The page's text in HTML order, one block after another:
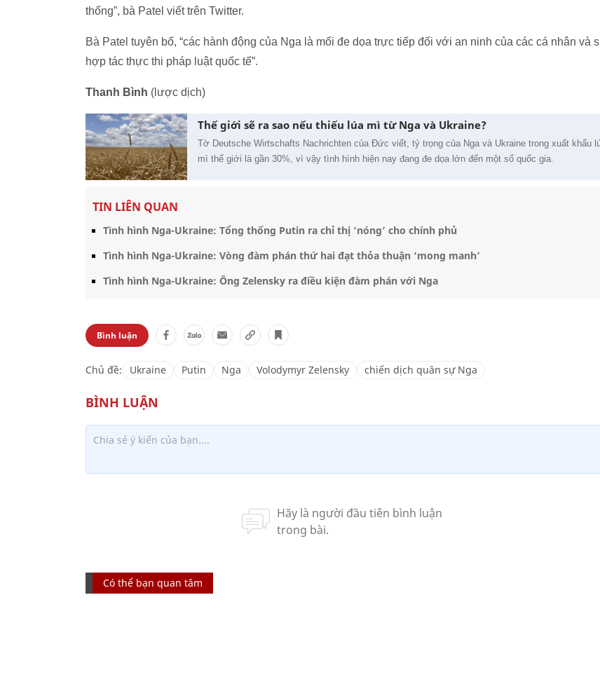
thống”, bà Patel viết trên Twitter.
Bà Patel tuyên bố, “các hành động của Nga là mối đe dọa trực tiếp đối với an ninh của các cá nhân và
hợp tác thực thi pháp luật quốc tế”.
Thanh Bình (lược dịch)
Thế giới sẽ ra sao nếu thiếu lúa mì từ Nga và Ukraine?
Tờ Deutsche Wirtschafts Nachrichten của Đức viết, tỷ trọng của Nga và Ukraine trong xuất khẩu
mì thế giới là gần 30%, vì vậy tình hình hiện nay đang đe dọa lớn đến một số quốc gia.
TIN LIÊN QUAN
Tình hình Nga-Ukraine: Tổng thống Putin ra chỉ thị ‘nóng’ cho chính phủ
Tình hình Nga-Ukraine: Vòng đàm phán thứ hai đạt thỏa thuận ‘mong manh’
Tình hình Nga-Ukraine: Ông Zelensky ra điều kiện đàm phán với Nga
Bình luận
Chủ đề: Ukraine Putin Nga Volodymyr Zelensky chiến dịch quân sự Nga
Có thể bạn quan tâm